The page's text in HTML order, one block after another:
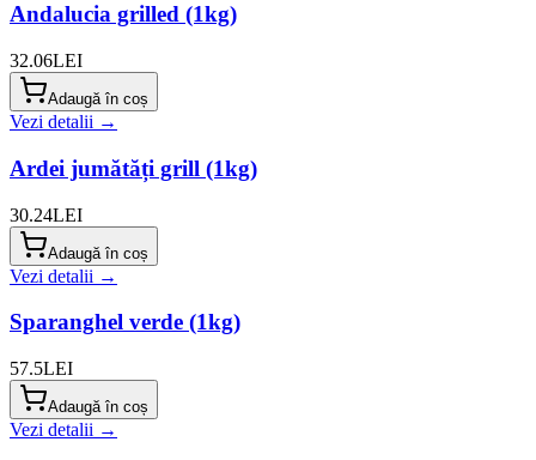
Andalucia grilled (1kg)
32.06LEI
Adaugă în coș
Vezi detalii →
Ardei jumătăți grill (1kg)
30.24LEI
Adaugă în coș
Vezi detalii →
Sparanghel verde (1kg)
57.5LEI
Adaugă în coș
Vezi detalii →